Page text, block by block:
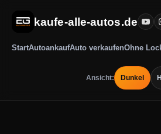
kaufe-alle-autos.de
StartAutoankaufAuto verkaufenOhne
Ansicht: Dunkel